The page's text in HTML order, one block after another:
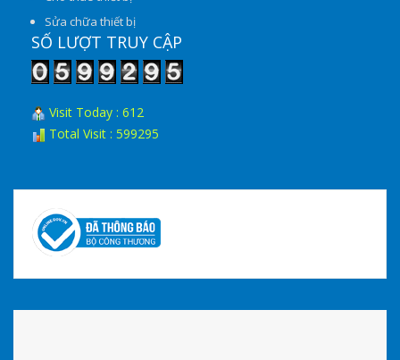
Sửa chữa thiết bị
SỐ LƯỢT TRUY CẬP
Visit Today : 612
Total Visit : 599295